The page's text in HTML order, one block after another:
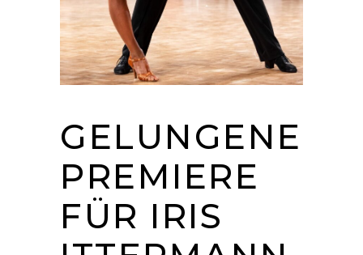
GELUNGENE
PREMIERE
FÜR IRIS